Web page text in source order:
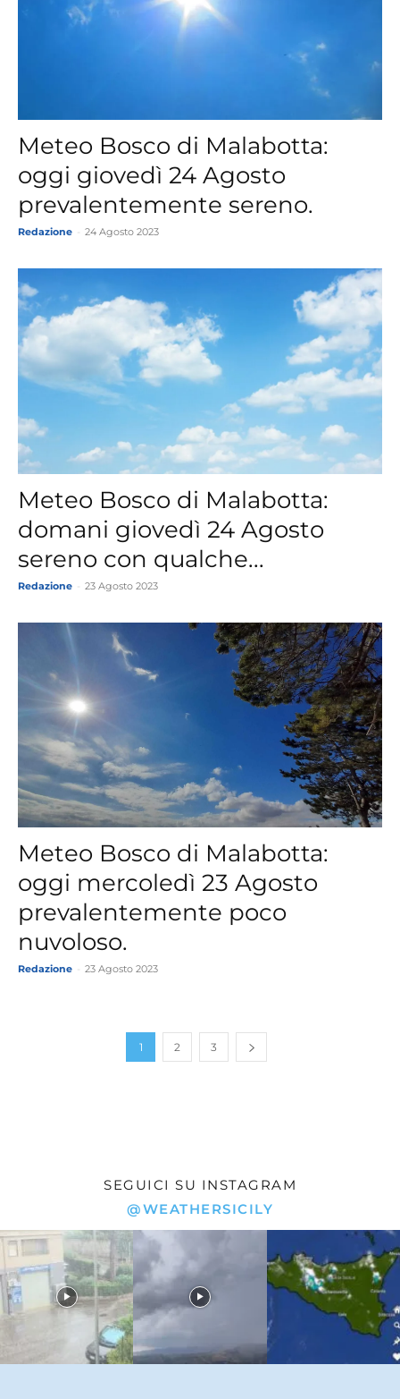
Meteo Bosco di Malabotta:
oggi giovedì 24 Agosto
prevalentemente sereno.
Redazione 24 Agosto 2023
Meteo Bosco di Malabotta:
domani giovedì 24 Agosto
sereno con qualche...
Redazione 23 Agosto 2023
Meteo Bosco di Malabotta:
oggi mercoledì 23 Agosto
prevalentemente poco
nuvoloso.
Redazione 23 Agosto 2023
1 2 3
SEGUICI SU INSTAGRAM
@WEATHERSICILY